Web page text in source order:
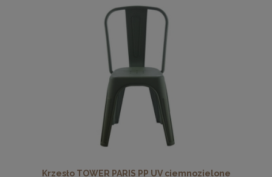
Krzesło TOWER PARIS PP UV ciemnozielone